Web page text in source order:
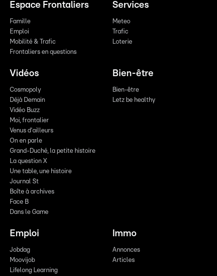
Espace Frontaliers
Famille
Emploi
Mobilité & Trafic
Frontaliers en questions
Services
Meteo
Trafic
Loterie
Vidéos
Cosmopoly
Déjà Demain
Vidéo Buzz
Moi, frontalier
Venus d'ailleurs
On en parle
Grand-Duché, la petite histoire
La question X
Une table, une histoire
Journal St
Boîte à archives
Face B
Dans le Game
Bien-être
Bien-être
Letz be healthy
Emploi
Jobdag
Moovijob
Lifelong Learning
Immo
Annonces
Articles